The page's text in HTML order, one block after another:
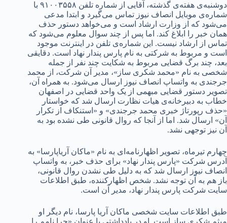
دوشنبه‌ی هفته‌ی گذشته، آقایی از شماره تلفن ۹۱۰۰۳۵۵۸ با
شماره‌ی موبایل انصاف نیوز تماس می‌گیرد و ابتدا مدعی
می‌شود که از وزارت ارشاد است و می‌خواهد دستور حذف
همان خبر را ابلاغ کند. اما پس از چند سوال معلوم می‌شود که
تماس از ارشاد نیست. این شماره‌ی تلفن در اینترنت موجود
است و مربوط به شرکتی به نام پارس پندار نهاد است. دقایقی
بعد، چند برگ قضایی مربوط به شکایت چند نفر از جمله
شخصی به نام «محمد شکری ساز»، مدیر آن شرکت، از محمد
جرجندی به واتساپ انصاف نیوز ارسال می‌شود. به همراه آن،
تصویر دستور قضایی مبهمی از یک واحد قضایی در اصفهان
خطاب به دبیرخانه‌ی هیات نظارت ارسال شد که خواستار
«حذف رپورتاژ خبری محمد جرجندی» و «استنکاف از تکرار
آن» ارسال شد. اما از آنجا که روال قانونی طی نشده بود به
آن نیز توجهی نشد.
چهارم تیرماه، تصویر اظهارنامه‌ای به نام «ماکان آریاپارسا» به
آدرس شرکت «پارس پندار نهاد» برای حذف خبر، به واتساپ
انصاف نیوز ارسال شد که به دلیل طی نشدن روال قانونی،
باز هم به آن توجه نشد. شخص اظهارکننده، طبق اطلاعات
سایت شرکت پارس پندار نهاد، مدیر آن است.
طبق اطلاعات سایت شخصی ماکان آریا پارسا، نام دیگر او